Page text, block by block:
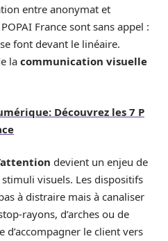
entre anonymat et
France sont sans appel :
font devant le linéaire.
la communication visuelle
Découvrez les 7 P
devient un enjeu de
visuels. Les dispositifs
à distraire mais à canaliser
rayons, d’arches ou de
le client vers